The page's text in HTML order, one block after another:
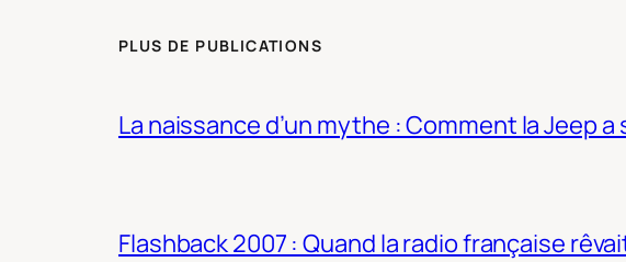
PLUS DE PUBLICATIONS
La naissance d’un mythe : Comment la Jeep
Flashback 2007 : Quand la radio française